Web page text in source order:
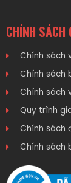
CHÍNH SÁCH
Chính sách
Chính sách
Chính sách
Quy trình
Chính sách
Chính sách